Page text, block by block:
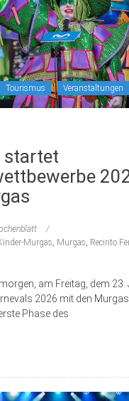
Tourismus Veranstaltungen
startet
Murgas, Murgas, Recinto
am Freitag, dem 23.
2026 mit den
Phase des